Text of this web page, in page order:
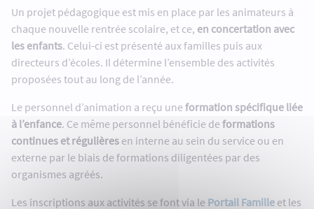
Un projet pédagogique est mis en place par les animateurs à
chaque nouvelle rentrée scolaire, et ce, en concertation avec
les enfants. Celui-ci est présenté aux familles puis aux
directeurs d’écoles. Il détermine l’ensemble des activités
proposées tout au long de l’année.
Le personnel d’animation a reçu une formation spécifique liée
à l’enfance. Ce même personnel bénéficie de formations
continues et régulières en interne au sein du service ou en
externe par le biais de formations diligentées par des
organismes agréés.
Les inscriptions aux activités se font via le Portail Famille et les